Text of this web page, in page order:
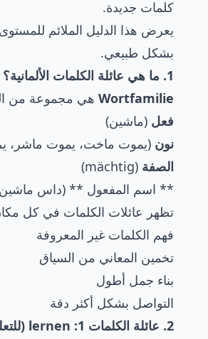
كلمات جديدة.
بشكل طبيعي.
1. ما هي عائلة الكلمات الألمانية؟
Wortfamilie هي مجموعة من
فعل (ماشين)
نون (يموت ماخت، يموت ماشر،
الصفة (mächtig)
** اسم المفعول ** (داس
تظهر عائلات الكلمات في كل
فهم الكلمات غير المعروفة
تخمين المعاني من السياق
بناء جمل أطول
التواصل بشكل أكثر دقة
2. عائلة الكلمات 1: lernen (للتعلم)